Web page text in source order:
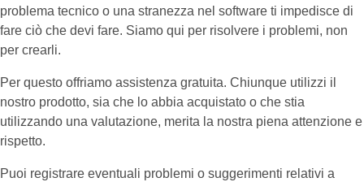
problema tecnico o una stranezza nel software ti impedisce di
fare ciò che devi fare. Siamo qui per risolvere i problemi, non
per crearli.
Per questo offriamo assistenza gratuita. Chiunque utilizzi il
nostro prodotto, sia che lo abbia acquistato o che stia
utilizzando una valutazione, merita la nostra piena attenzione e
rispetto.
Puoi registrare eventuali problemi o suggerimenti relativi a